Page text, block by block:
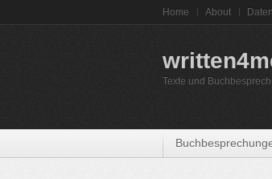
Home About
Texte und